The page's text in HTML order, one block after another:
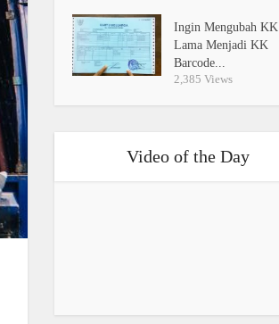
Ingin Mengubah KK
Lama Menjadi KK
Barcode...
2,385 Views
Video of the Day